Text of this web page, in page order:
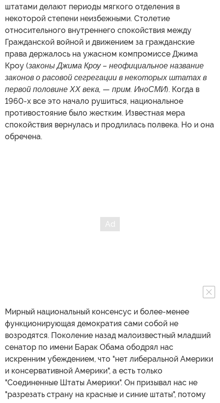
штатами делают периоды мягкого отделения в
некоторой степени неизбежными. Столетие
относительного внутреннего спокойствия между
Гражданской войной и движением за гражданские
права держалось на ужасном компромиссе Джима
Кроу (законы Джима Кроу – неофициальное название
законов о расовой сегрегации в некоторых штатах в
первой половине ХХ века, — прим. ИноСМИ). Когда в
1960-х все это начало рушиться, национальное
противостояние было жестким. Известная мера
спокойствия вернулась и продлилась полвека. Но и она
обречена.
Мирный национальный консенсус и более-менее
функционирующая демократия сами собой не
возродятся. Поколение назад малоизвестный младший
сенатор по имени Барак Обама ободрял нас
искренним убеждением, что "нет либеральной Америки
и консервативной Америки", а есть только
"Соединенные Штаты Америки". Он призывал нас не
"разрезать страну на красные и синие штаты", потому